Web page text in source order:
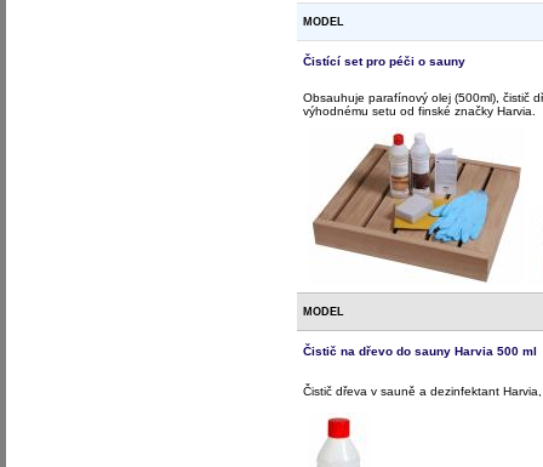
MODEL
Čistící set pro péči o sauny
Obsauhuje parafínový olej (500ml), čistič
výhodnému setu od finské značky Harvia.
MODEL
Čistič na dřevo do sauny Harvia 500 ml
Čistič dřeva v sauně a dezinfektant